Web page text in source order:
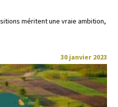
méri­tent une vraie ambi­tion,
30 janvier 2023